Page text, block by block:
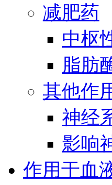
减肥药
中枢
脂肪
其他作
神经
影响
作用于血